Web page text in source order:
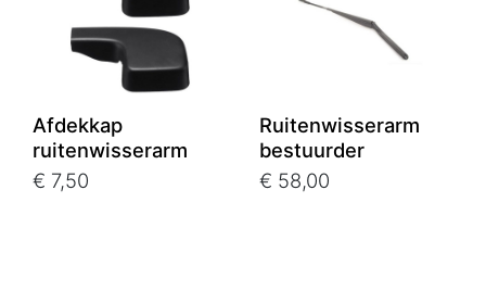
Afdekkap
ruitenwisserarm
€ 7,50
Ruitenwisserarm
bestuurder
€ 58,00